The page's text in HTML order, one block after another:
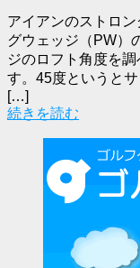
アイアンのストロ
グウェッジ（PW）
ジのロフト角度を
す。45度というと
[…]
続きを読む